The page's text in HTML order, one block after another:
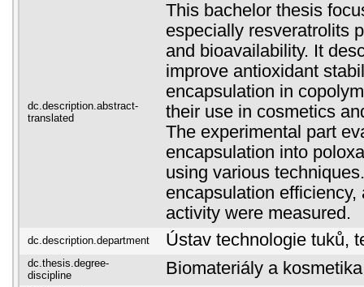
dc.description.abstract-
translated
This bachelor thesis
especially resveratrolits
and bioavailability. It
improve antioxidant
encapsulation in
their use in cosmetics
The experimental part
encapsulation into
using various
encapsulation efficiency,
activity were measured.
dc.description.department Ústav technologie tuků,
dc.thesis.degree-
discipline
Biomateriály a kosmetika